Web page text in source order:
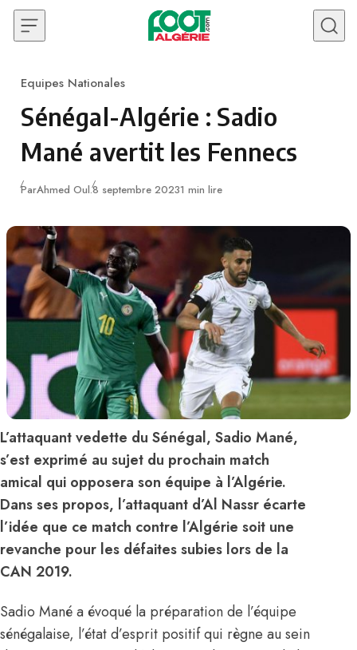
Skip to content
Category
Equipes Nationales
Sénégal-Algérie : Sadio
Mané avertit les Fennecs
ParAhmed Oul.Publié
8 septembre 20231 min lire
L’attaquant vedette du Sénégal, Sadio Mané,
s’est exprimé au sujet du prochain match
amical qui opposera son équipe à l’Algérie.
Dans ses propos, l’attaquant d’Al Nassr écarte
l’idée que ce match contre l’Algérie soit une
revanche pour les défaites subies lors de la
CAN 2019.
Sadio Mané a évoqué la préparation de l’équipe
sénégalaise, l’état d’esprit positif qui règne au sein